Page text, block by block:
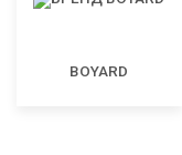
BOYARD